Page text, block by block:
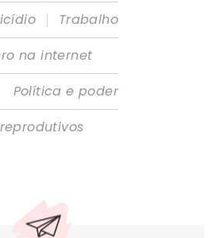
|
Trabalho
na internet
Política e poder